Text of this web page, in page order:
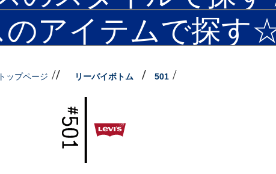
トップページ // リーバイボトム / 501 /